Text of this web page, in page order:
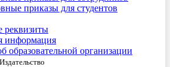
приказы для студентов
реквизиты
информация
образовательной организации